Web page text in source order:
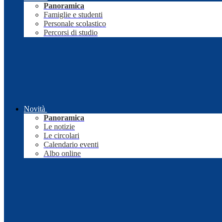
Panoramica
Famiglie e studenti
Personale scolastico
Percorsi di studio
Novità
Panoramica
Le notizie
Le circolari
Calendario eventi
Albo online